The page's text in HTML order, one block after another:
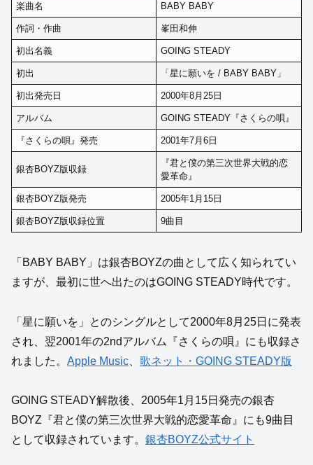
楽曲名 BABY BABY
作詞・作曲 峯田和伸
初出名義 GOING STEADY
初出 「星に願いを / BABY BABY」
初出発売日 2000年8月25日
アルバム GOING STEADY『さくらの唄』
『さくらの唄』発売 2001年7月6日
銀杏BOYZ版収録
『君と僕の第三次世界大戦的恋
愛革命』
銀杏BOYZ版発売 2005年1月15日
銀杏BOYZ版収録位置 9曲目
「BABY BABY」は銀杏BOYZの曲として広く知られてい
ますが、最初に世へ出たのはGOING STEADY時代です。
「星に願いを」とのシングルとして2000年8月25日に発表
され、翌2001年の2ndアルバム『さくらの唄』にも収録さ
れました。 Apple Music 歌ネット・GOING STEADY版
GOING STEADY解散後、2005年1月15日発売の銀杏
BOYZ『君と僕の第三次世界大戦的恋愛革命』にも9曲目
として収録されています。 銀杏BOYZ公式サイト